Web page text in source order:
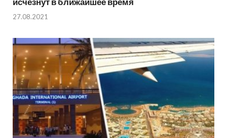
27.08.2021